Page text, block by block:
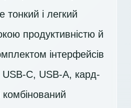
тонкий і легкий
продуктивністю й
інтерфейсів
USB-C, USB-A, кард-
комбінований